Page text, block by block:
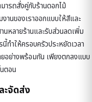
ารถสั่งคู่กับร้านดอกไม้
านของเราออกแบบให้สีและ
นหลายร้านและรับส่วนลดเพิ่ม
ทำให้ครอบครัวประหยัดเวลา
อย่างพร้อมกัน เพียงตกลงแบบ
ตอน
จัดส่ง